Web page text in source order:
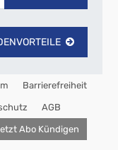
Barrierefreiheit
AGB
Abo Kündigen